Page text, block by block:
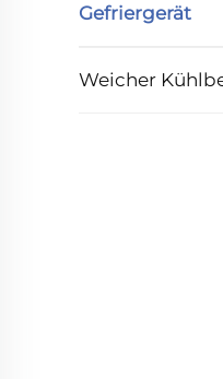
Gefriergerät
Weicher